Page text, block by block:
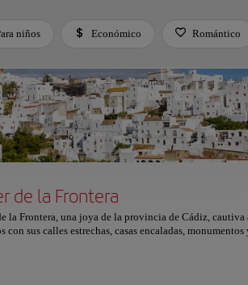
niños Económico Romántico
de la Frontera
la Frontera, una joya de la provincia de Cádiz, cautiva
con sus calles estrechas, casas encaladas, monumentos